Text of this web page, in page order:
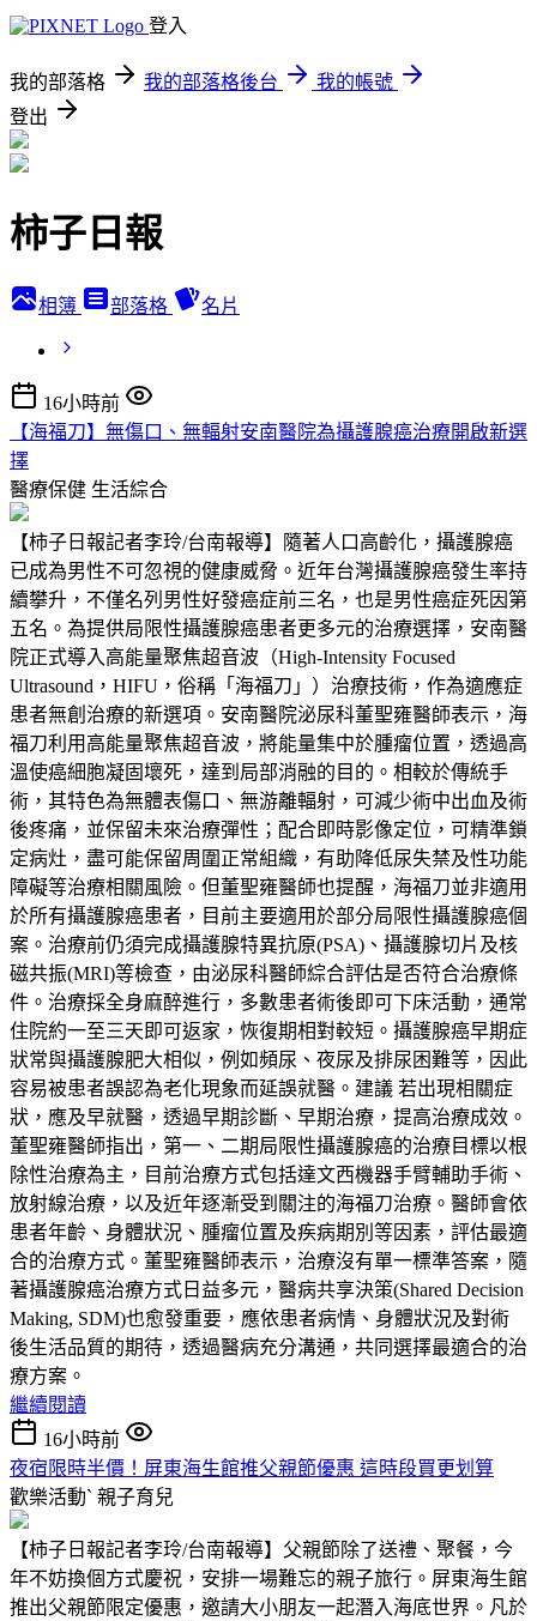
登入
我的部落格 我的部落格後台
我的帳號
登出
柿子日報
相簿 部落格 名片
16小時前
【海福刀】無傷口、無輻射安南醫院為攝護腺癌治療開啟新選
擇
醫療保健 生活綜合
【柿子日報記者李玲/台南報導】隨著人口高齡化，攝護腺癌
已成為男性不可忽視的健康威脅。近年台灣攝護腺癌發生率持
續攀升，不僅名列男性好發癌症前三名，也是男性癌症死因第
五名。為提供局限性攝護腺癌患者更多元的治療選擇，安南醫
院正式導入高能量聚焦超音波（High-Intensity Focused
Ultrasound，HIFU，俗稱「海福刀」）治療技術，作為適應症
患者無創治療的新選項。安南醫院泌尿科董聖雍醫師表示，海
福刀利用高能量聚焦超音波，將能量集中於腫瘤位置，透過高
溫使癌細胞凝固壞死，達到局部消融的目的。相較於傳統手
術，其特色為無體表傷口、無游離輻射，可減少術中出血及術
後疼痛，並保留未來治療彈性；配合即時影像定位，可精準鎖
定病灶，盡可能保留周圍正常組織，有助降低尿失禁及性功能
障礙等治療相關風險。但董聖雍醫師也提醒，海福刀並非適用
於所有攝護腺癌患者，目前主要適用於部分局限性攝護腺癌個
案。治療前仍須完成攝護腺特異抗原(PSA)、攝護腺切片及核
磁共振(MRI)等檢查，由泌尿科醫師綜合評估是否符合治療條
件。治療採全身麻醉進行，多數患者術後即可下床活動，通常
住院約一至三天即可返家，恢復期相對較短。攝護腺癌早期症
狀常與攝護腺肥大相似，例如頻尿、夜尿及排尿困難等，因此
容易被患者誤認為老化現象而延誤就醫。建議 若出現相關症
狀，應及早就醫，透過早期診斷、早期治療，提高治療成效。
董聖雍醫師指出，第一、二期局限性攝護腺癌的治療目標以根
除性治療為主，目前治療方式包括達文西機器手臂輔助手術、
放射線治療，以及近年逐漸受到關注的海福刀治療。醫師會依
患者年齡、身體狀況、腫瘤位置及疾病期別等因素，評估最適
合的治療方式。董聖雍醫師表示，治療沒有單一標準答案，隨
著攝護腺癌治療方式日益多元，醫病共享決策(Shared Decision
Making, SDM)也愈發重要，應依患者病情、身體狀況及對術
後生活品質的期待，透過醫病充分溝通，共同選擇最適合的治
療方案。
繼續閱讀
16小時前
夜宿限時半價！屏東海生館推父親節優惠 這時段買更划算
歡樂活動ˋ 親子育兒
【柿子日報記者李玲/台南報導】父親節除了送禮、聚餐，今
年不妨換個方式慶祝，安排一場難忘的親子旅行。屏東海生館
推出父親節限定優惠，邀請大小朋友一起潛入海底世界。凡於